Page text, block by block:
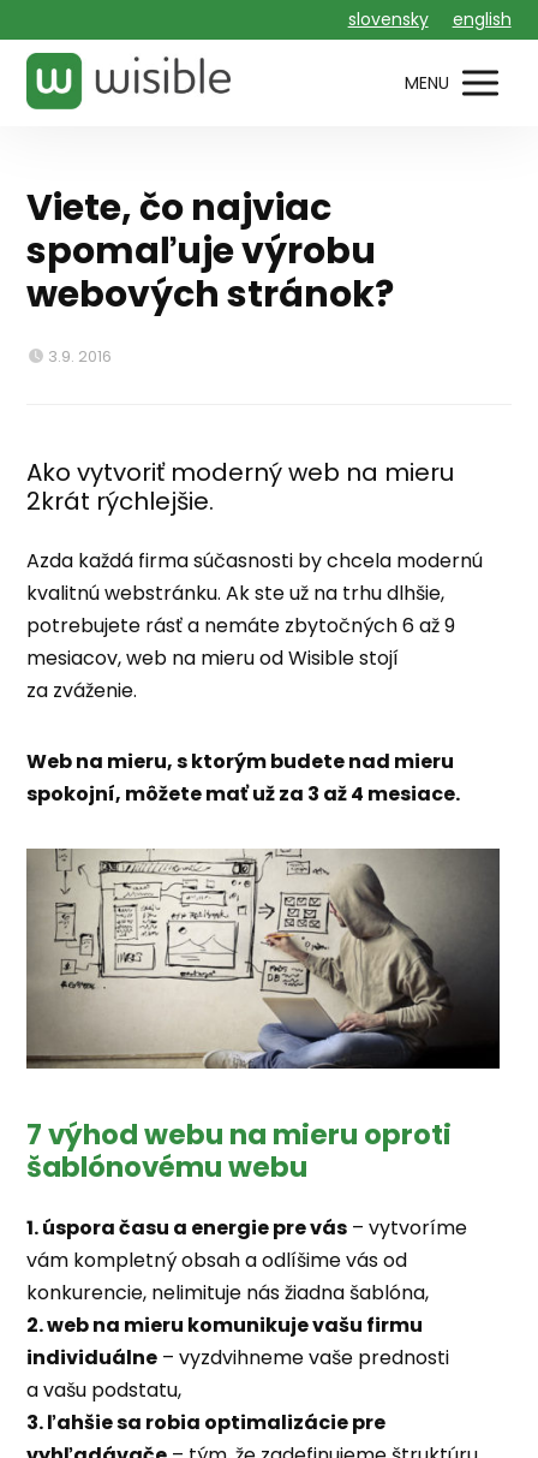
slovensky english
MENU
Viete, čo najviac
spomaľuje výrobu
webových stránok?
3.9. 2016
Ako vytvoriť moderný web na mieru
2krát rýchlejšie.
Azda každá firma súčasnosti by chcela modernú
kvalitnú webstránku. Ak ste už na trhu dlhšie,
potrebujete rásť a nemáte zbytočných 6 až 9
mesiacov, web na mieru od Wisible stojí
za zváženie.
Web na mieru, s ktorým budete nad mieru
spokojní, môžete mať už za 3 až 4 mesiace.
7 výhod webu na mieru oproti
šablónovému webu
1. úspora času a energie pre vás – vytvoríme
vám kompletný obsah a odlíšime vás od
konkurencie, nelimituje nás žiadna šablóna,
2. web na mieru komunikuje vašu firmu
individuálne – vyzdvihneme vaše prednosti
a vašu podstatu,
3. ľahšie sa robia optimalizácie pre